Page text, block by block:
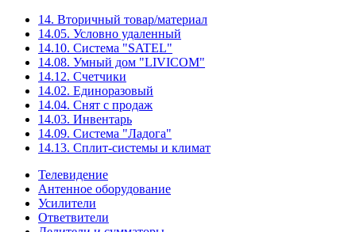
14. Вторичный товар/материал
14.05. Условно удаленный
14.10. Система "SATEL"
14.08. Умный дом "LIVICOM"
14.12. Счетчики
14.02. Единоразовый
14.04. Снят с продаж
14.03. Инвентарь
14.09. Система "Ладога"
14.13. Сплит-системы и климат
Телевидение
Антенное оборудование
Усилители
Ответвители